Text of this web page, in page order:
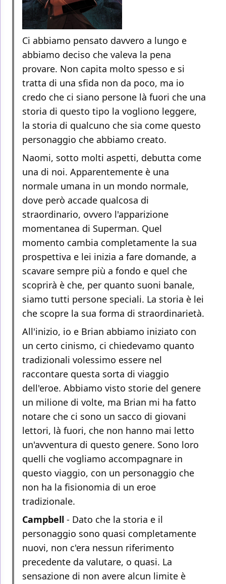
Ci abbiamo pensato davvero a lungo e
abbiamo deciso che valeva la pena
provare. Non capita molto spesso e si
tratta di una sfida non da poco, ma io
credo che ci siano persone là fuori che una
storia di questo tipo la vogliono leggere,
la storia di qualcuno che sia come questo
personaggio che abbiamo creato.
Naomi, sotto molti aspetti, debutta come
una di noi. Apparentemente è una
normale umana in un mondo normale,
dove però accade qualcosa di
straordinario, ovvero l'apparizione
momentanea di Superman. Quel
momento cambia completamente la sua
prospettiva e lei inizia a fare domande, a
scavare sempre più a fondo e quel che
scoprirà è che, per quanto suoni banale,
siamo tutti persone speciali. La storia è lei
che scopre la sua forma di straordinarietà.
All'inizio, io e Brian abbiamo iniziato con
un certo cinismo, ci chiedevamo quanto
tradizionali volessimo essere nel
raccontare questa sorta di viaggio
dell'eroe. Abbiamo visto storie del genere
un milione di volte, ma Brian mi ha fatto
notare che ci sono un sacco di giovani
lettori, là fuori, che non hanno mai letto
un'avventura di questo genere. Sono loro
quelli che vogliamo accompagnare in
questo viaggio, con un personaggio che
non ha la fisionomia di un eroe
tradizionale.
Campbell - Dato che la storia e il
personaggio sono quasi completamente
nuovi, non c'era nessun riferimento
precedente da valutare, o quasi. La
sensazione di non avere alcun limite è